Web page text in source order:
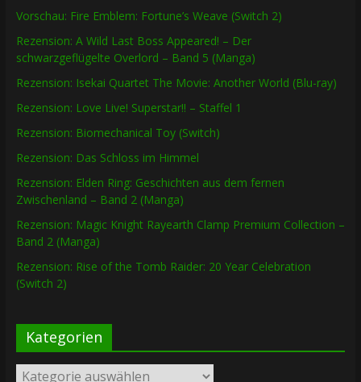
Vorschau: Fire Emblem: Fortune’s Weave (Switch 2)
Rezension: A Wild Last Boss Appeared! – Der
schwarzgeflügelte Overlord – Band 5 (Manga)
Rezension: Isekai Quartet The Movie: Another World (Blu-ray)
Rezension: Love Live! Superstar!! – Staffel 1
Rezension: Biomechanical Toy (Switch)
Rezension: Das Schloss im Himmel
Rezension: Elden Ring: Geschichten aus dem fernen
Zwischenland – Band 2 (Manga)
Rezension: Magic Knight Rayearth Clamp Premium Collection –
Band 2 (Manga)
Rezension: Rise of the Tomb Raider: 20 Year Celebration
(Switch 2)
Kategorien
Kategorien